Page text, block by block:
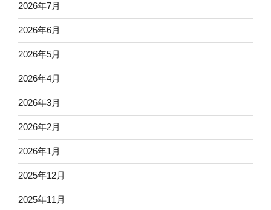
2026年7月
2026年6月
2026年5月
2026年4月
2026年3月
2026年2月
2026年1月
2025年12月
2025年11月